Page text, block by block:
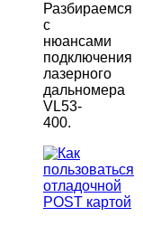
Разбираемся
с
нюансами
подключения
лазерного
дальномера
VL53-
400.